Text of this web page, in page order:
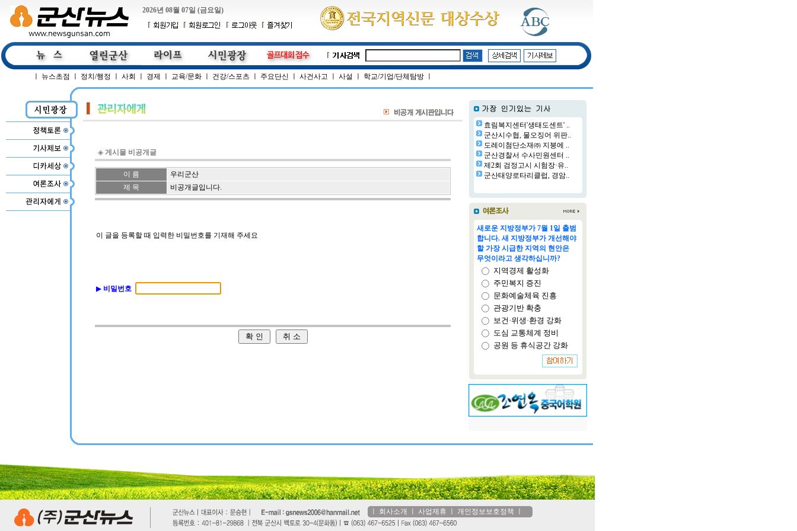
2026년 08월 07일 (금요일)
뉴스초점 정치/행정 사회 경제 교육/문화 건강/스포츠 주요단신 사건사고 사설 학교/기업/단체탐방
◈ 게시물 비공개글
이 름
우리군산
제 목
비공개글입니다.
이 글을 등록할 때 입력한 비밀번호를 기재해 주세요
▶ 비밀번호
효림복지센터'생태도센트' ..
군산시수협, 물오징어 위판..
도레이첨단소재㈜ 지붕에 ..
군산경찰서 수사민원센터 ..
제2회 검정고시 시험장·유..
군산태양로타리클럽, 경암..
새로운 지방정부가 7월 1일 출범
합니다. 새 지방정부가 개선해야
할 가장 시급한 지역의 현안은
무엇이라고 생각하십니까?
지역경제 활성화
주민복지 증진
문화예술체육 진흥
관광기반 확충
보건·위생·환경 강화
도심 교통체계 정비
공원 등 휴식공간 강화
회사소개 사업제휴 개인정보보호정책